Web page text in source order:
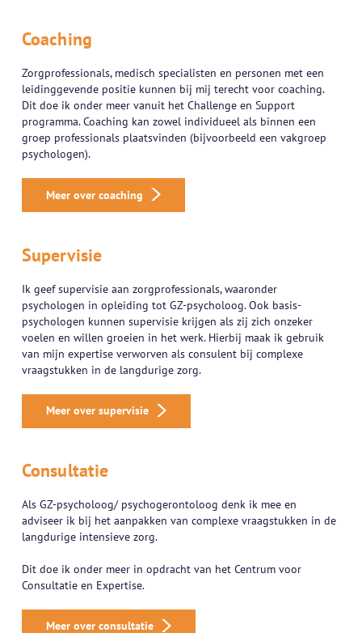
Coaching
Zorgprofessionals, medisch specialisten en personen met een
leidinggevende positie kunnen bij mij terecht voor coaching.
Dit doe ik onder meer vanuit het Challenge en Support
programma. Coaching kan zowel individueel als binnen een
groep professionals plaatsvinden (bijvoorbeeld een vakgroep
psychologen).
Meer over coaching
Supervisie
Ik geef supervisie aan zorgprofessionals, waaronder
psychologen in opleiding tot GZ-psycholoog. Ook basis-
psychologen kunnen supervisie krijgen als zij zich onzeker
voelen en willen groeien in het werk. Hierbij maak ik gebruik
van mijn expertise verworven als consulent bij complexe
vraagstukken in de langdurige zorg.
Meer over supervisie
Consultatie
Als GZ-psycholoog/ psychogerontoloog denk ik mee en
adviseer ik bij het aanpakken van complexe vraagstukken in de
langdurige intensieve zorg.
Dit doe ik onder meer in opdracht van het Centrum voor
Consultatie en Expertise.
Meer over consultatie